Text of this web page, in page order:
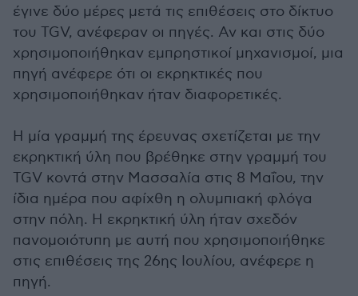
έγινε δύο μέρες μετά τις επιθέσεις στο δίκτυο
του TGV, ανέφεραν οι πηγές. Αν και στις δύο
χρησιμοποιήθηκαν εμπρηστικοί μηχανισμοί, μια
πηγή ανέφερε ότι οι εκρηκτικές που
χρησιμοποιήθηκαν ήταν διαφορετικές.
Η μία γραμμή της έρευνας σχετίζεται με την
εκρηκτική ύλη που βρέθηκε στην γραμμή του
TGV κοντά στην Μασσαλία στις 8 Μαΐου, την
ίδια ημέρα που αφίχθη η ολυμπιακή φλόγα
στην πόλη. Η εκρηκτική ύλη ήταν σχεδόν
πανομοιότυπη με αυτή που χρησιμοποιήθηκε
στις επιθέσεις της 26ης Ιουλίου, ανέφερε η
πηγή.